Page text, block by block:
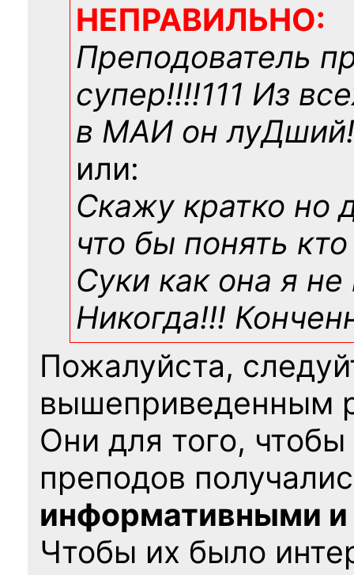
НЕПРАВИЛЬНО:
Преподователь
супер!!!!111 Из
в МАИ он
или:
Скажу кратко но
что бы понять
Суки как она я не
Никогда!!!
Пожалуйста,
вышеприведенным
Они для того,
преподов
информативными
Чтобы их было